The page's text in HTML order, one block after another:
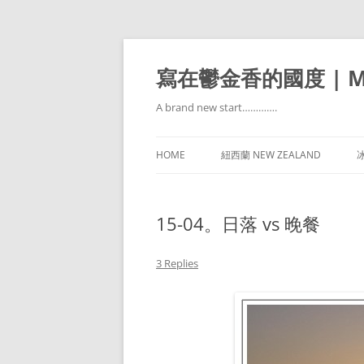
寫在鬱金香的國度 |
A brand new start………….
HOME 紐西蘭 NEW ZEALAND
15-04。日落 vs 晚餐
3 Replies